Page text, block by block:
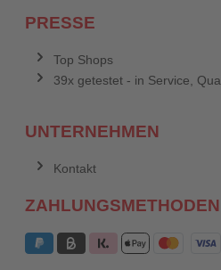
PRESSE
Top Shops
39x getestet - in Service,
UNTERNEHMEN
Kontakt
ZAHLUNGSMETHODEN